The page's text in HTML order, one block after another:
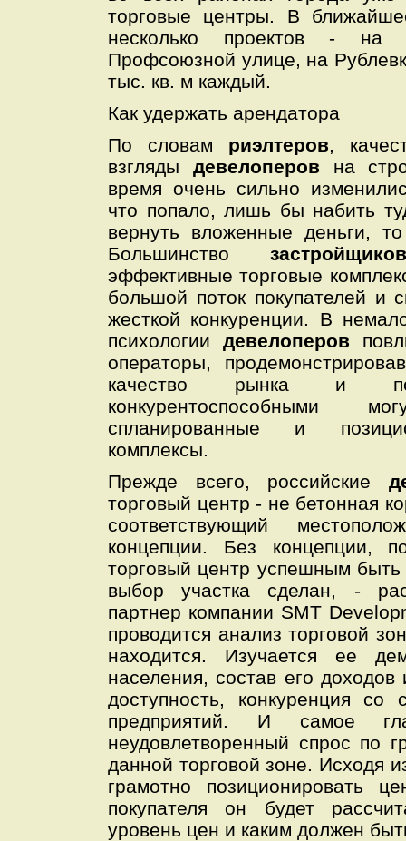
торговые центры. В
несколько проектов -
Профсоюзной улице, на
тыс. кв. м каждый.
Как удержать арендатора
По словам риэлтеров,
взгляды девелоперов на
время очень сильно
что попало, лишь бы набить
вернуть вложенные деньги,
Большинство
эффективные торговые
большой поток покупателей и
жесткой конкуренции. В
психологии девелоперов
операторы,
качество рынка и
конкурентоспособными
спланированные и
комплексы.
Прежде всего, российские
торговый центр - не бетонная
соответствующий
концепции. Без концепции,
торговый центр успешным быть
выбор участка сделан, -
партнер компании SMT
проводится анализ торговой
находится. Изучается ее
населения, состав его
доступность, конкуренция со
предприятий. И самое
неудовлетворенный спрос по
данной торговой зоне. Исходя
грамотно позиционировать
покупателя он будет
уровень цен и каким должен